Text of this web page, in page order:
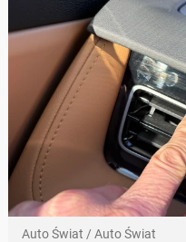
Auto Świat / Auto Świat